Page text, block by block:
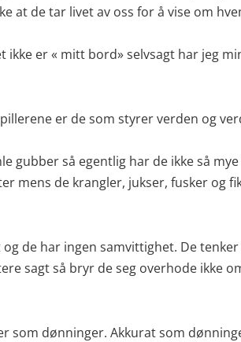
at de tar livet av oss for å vise om
er « mitt bord» selvsagt har jeg
er de som styrer verden og
gubber så egentlig har de ikke så
mens de krangler, jukser, fusker og
de har ingen samvittighet. De
sagt så bryr de seg overhode ikke
som dønninger. Akkurat som